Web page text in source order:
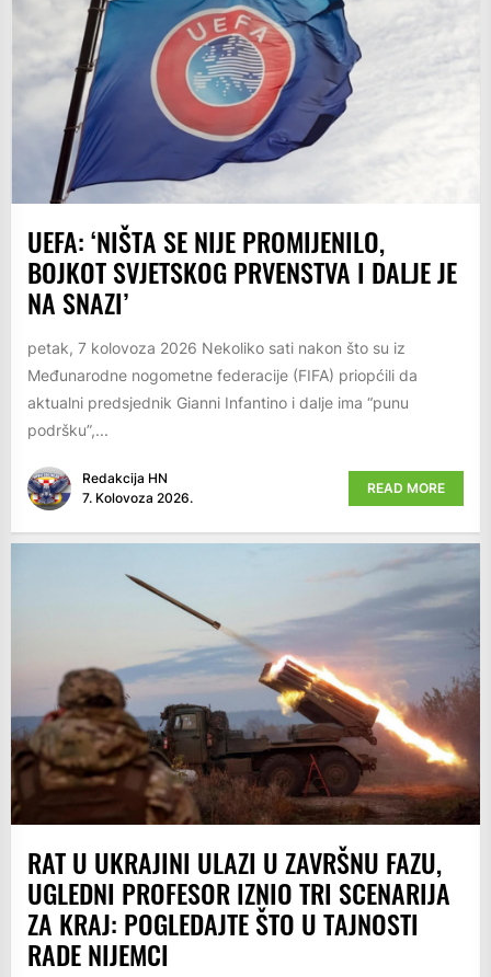
UEFA: ‘NIŠTA SE NIJE PROMIJENILO,
BOJKOT SVJETSKOG PRVENSTVA I DALJE JE
NA SNAZI’
petak, 7 kolovoza 2026 Nekoliko sati nakon što su iz
Međunarodne nogometne federacije (FIFA) priopćili da
aktualni predsjednik Gianni Infantino i dalje ima “punu
podršku”,...
Redakcija HN
7. Kolovoza 2026.
READ MORE
RAT U UKRAJINI ULAZI U ZAVRŠNU FAZU,
UGLEDNI PROFESOR IZNIO TRI SCENARIJA
ZA KRAJ: POGLEDAJTE ŠTO U TAJNOSTI
RADE NIJEMCI